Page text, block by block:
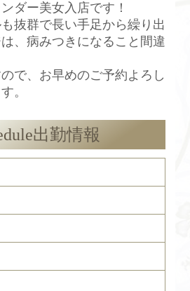
ダー美女入店です！
抜群で長い手足から繰り出
、病みつきになること間違
で、お早めのご予約よろし
。
出勤情報